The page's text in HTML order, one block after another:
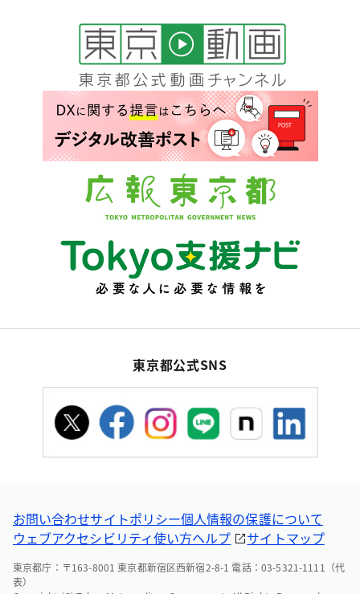
東京都公式SNS
お問い合わせサイトポリシー個人情報の保護について
ウェブアクセシビリティ使い方ヘルプ サイトマップ
東京都庁：〒163-8001 東京都新宿区西新宿2-8-1 電話：03-5321-1111（代
表）